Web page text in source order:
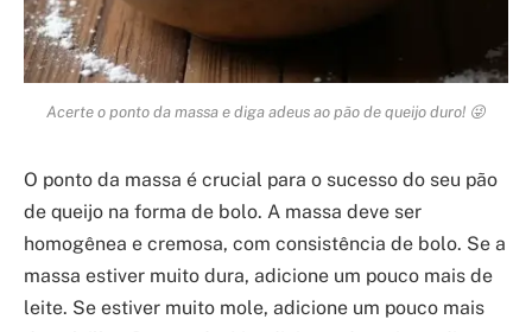
Acerte o ponto da massa e diga adeus ao pão de queijo duro! 😜
O ponto da massa é crucial para o sucesso do seu pão
de queijo na forma de bolo. A massa deve ser
homogênea e cremosa, com consistência de bolo. Se a
massa estiver muito dura, adicione um pouco mais de
leite. Se estiver muito mole, adicione um pouco mais